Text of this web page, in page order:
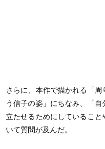
さらに、本作で描かれる「
う信子の姿」にちなみ、「
立たせるためにしているこ
いて質問が及んだ。